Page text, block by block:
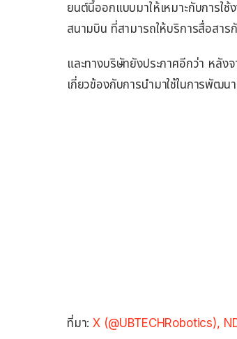
ยนต์นี้ออกแบบมาให้เหมาะกับการใช้ง
สนามบิน ที่สามารถให้บริการสื่อสาร
และทางบริษัทยังประกาศอีกว่า หลัง
เกี่ยวข้องกับการนำมาใช้ในการพัฒ
ที่มา:X (@UBTECHRobotics),